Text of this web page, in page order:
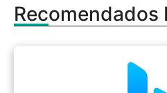
Recomendados